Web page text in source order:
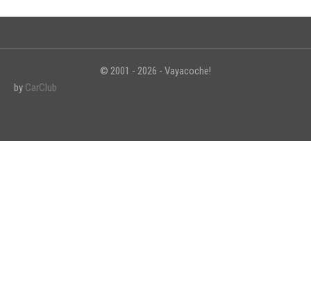
© 2001 - 2026 - Vayacoche!
by CarClub